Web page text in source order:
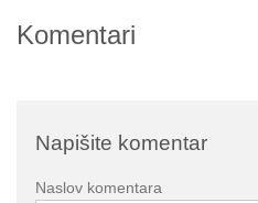
Komentari
Napišite komentar
Naslov komentara